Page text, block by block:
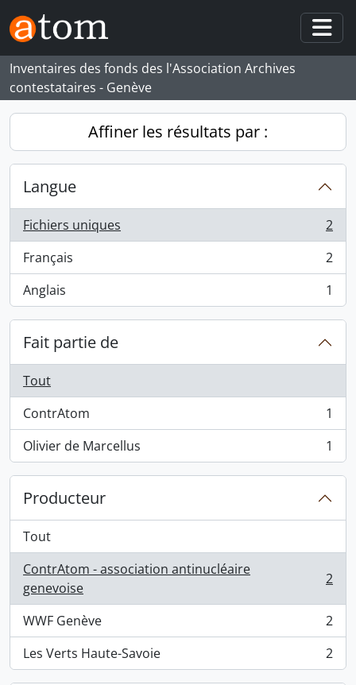
Skip to main content
Inventaires des fonds des l'Association Archives
contestataires - Genève
Affiner les résultats par :
Langue
Fichiers uniques
, 2 résultats
2
Français
, 2 résultats
2
Anglais
, 1 résultats 1
Fait partie de
Tout
ContrAtom
, 1 résultats
1
Olivier de Marcellus
, 1 résultats 1
Producteur
Tout
ContrAtom - association antinucléaire
genevoise
, 2 résultats 2
WWF Genève
, 2 résultats
2
Les Verts Haute-Savoie
, 2 résultats 2